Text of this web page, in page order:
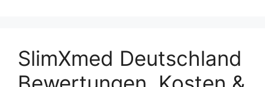
SlimXmed Deutschland